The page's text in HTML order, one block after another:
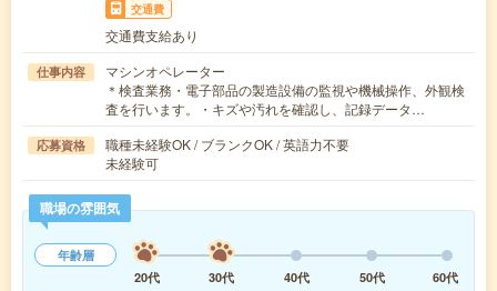
交通費
交通費支給あり
仕事内容
マシンオペレーター
＊検査業務・電子部品の製造設備の監視や機械操作、外観検
査を行います。・キズや汚れを確認し、記録データ…
応募資格
職種未経験OK / ブランクOK / 英語力不要
未経験可
職場の雰囲気
年齢層
20代
30代 40代 50代
60代